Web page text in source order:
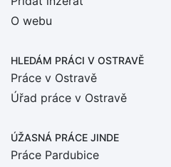
O webu
HLEDÁM PRÁCI V OSTRAVĚ
Práce v Ostravě
Úřad práce v Ostravě
ÚŽASNÁ PRÁCE JINDE
Práce Pardubice